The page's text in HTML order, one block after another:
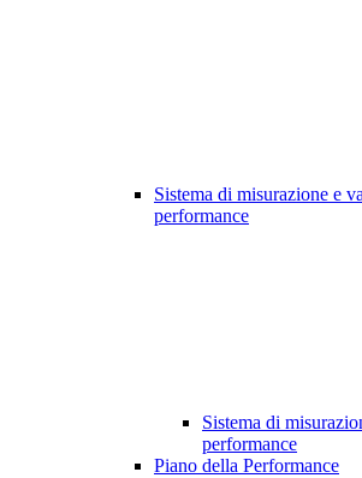
Sistema di misurazione e
performance
Sistema di
performance
Piano della Performance